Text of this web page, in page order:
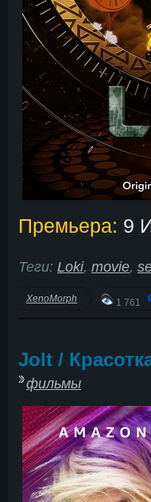
Премьера: 9
Теги: Loki, movie,
XenoMorph 1 761
Jolt /
фильмы